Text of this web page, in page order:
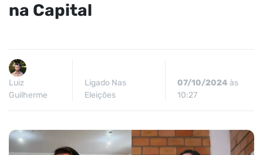
na Capital
Luiz
Guilherme
Ligado Nas
Eleições
07/10/2024 às
10:27